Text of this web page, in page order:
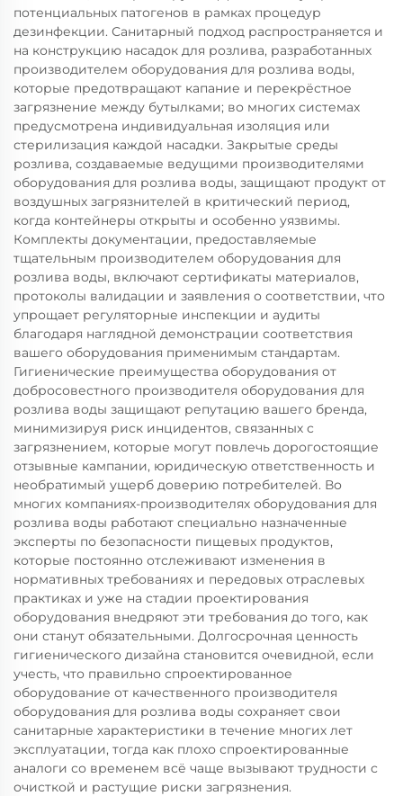
потенциальных патогенов в рамках процедур
дезинфекции. Санитарный подход распространяется и
на конструкцию насадок для розлива, разработанных
производителем оборудования для розлива воды,
которые предотвращают капание и перекрёстное
загрязнение между бутылками; во многих системах
предусмотрена индивидуальная изоляция или
стерилизация каждой насадки. Закрытые среды
розлива, создаваемые ведущими производителями
оборудования для розлива воды, защищают продукт от
воздушных загрязнителей в критический период,
когда контейнеры открыты и особенно уязвимы.
Комплекты документации, предоставляемые
тщательным производителем оборудования для
розлива воды, включают сертификаты материалов,
протоколы валидации и заявления о соответствии, что
упрощает регуляторные инспекции и аудиты
благодаря наглядной демонстрации соответствия
вашего оборудования применимым стандартам.
Гигиенические преимущества оборудования от
добросовестного производителя оборудования для
розлива воды защищают репутацию вашего бренда,
минимизируя риск инцидентов, связанных с
загрязнением, которые могут повлечь дорогостоящие
отзывные кампании, юридическую ответственность и
необратимый ущерб доверию потребителей. Во
многих компаниях-производителях оборудования для
розлива воды работают специально назначенные
эксперты по безопасности пищевых продуктов,
которые постоянно отслеживают изменения в
нормативных требованиях и передовых отраслевых
практиках и уже на стадии проектирования
оборудования внедряют эти требования до того, как
они станут обязательными. Долгосрочная ценность
гигиенического дизайна становится очевидной, если
учесть, что правильно спроектированное
оборудование от качественного производителя
оборудования для розлива воды сохраняет свои
санитарные характеристики в течение многих лет
эксплуатации, тогда как плохо спроектированные
аналоги со временем всё чаще вызывают трудности с
очисткой и растущие риски загрязнения.